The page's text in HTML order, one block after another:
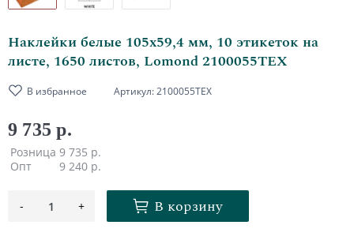
Наклейки белые 105х59,4 мм, 10 этикеток на
листе, 1650 листов, Lomond 2100055ТЕХ
В избранное Артикул:2100055ТЕХ
9 735 р.
Розница 9 735 р.
Опт
9 240 р.
- 1 + В корзину